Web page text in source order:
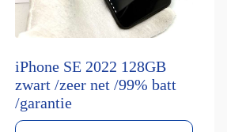
iPhone SE 2022 128GB
zwart /zeer net /99% batt
/garantie